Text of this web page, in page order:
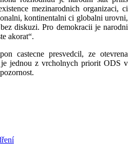
mezinarodnich organizaci, ci
kontinentalni ci globalni urovni,
diskuzi. Pro demokracii je narodni
akorat“.
castecne presvedcil, ze otevrena
jednou z vrcholnych priorit ODS v